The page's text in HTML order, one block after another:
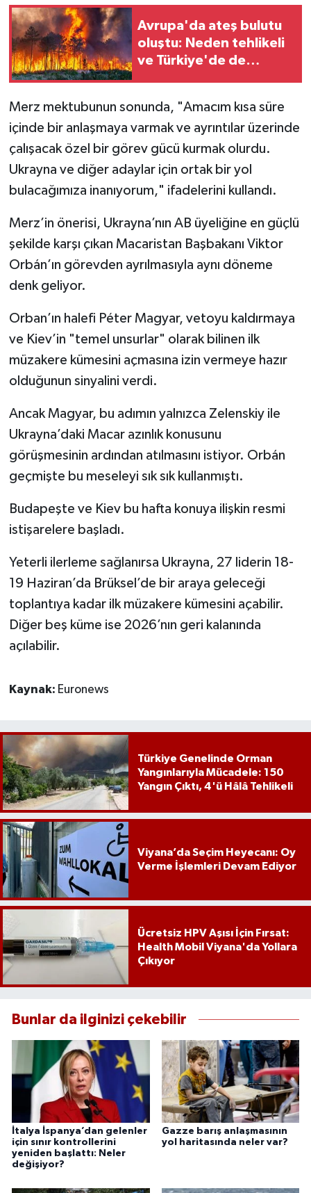
Avrupa'da ateş bulutu
oluştu: Neden tehlikeli
ve Türkiye'de de
Merz mektubunun sonunda, "Amacım kısa süre
içinde bir anlaşmaya varmak ve ayrıntılar üzerinde
çalışacak özel bir görev gücü kurmak olurdu.
Ukrayna ve diğer adaylar için ortak bir yol
bulacağımıza inanıyorum," ifadelerini kullandı.
Merz’in önerisi, Ukrayna’nın AB üyeliğine en güçlü
şekilde karşı çıkan Macaristan Başbakanı Viktor
Orbán’ın görevden ayrılmasıyla aynı döneme
denk geliyor.
Orban’ın halefi Péter Magyar, vetoyu kaldırmaya
ve Kiev’in "temel unsurlar" olarak bilinen ilk
müzakere kümesini açmasına izin vermeye hazır
olduğunun sinyalini verdi.
Ancak Magyar, bu adımın yalnızca Zelenskiy ile
Ukrayna’daki Macar azınlık konusunu
görüşmesinin ardından atılmasını istiyor. Orbán
geçmişte bu meseleyi sık sık kullanmıştı.
Budapeşte ve Kiev bu hafta konuya ilişkin resmi
istişarelere başladı.
Yeterli ilerleme sağlanırsa Ukrayna, 27 liderin 18-
19 Haziran’da Brüksel’de bir araya geleceği
toplantıya kadar ilk müzakere kümesini açabilir.
Diğer beş küme ise 2026’nın geri kalanında
açılabilir.
Kaynak: Euronews
Türkiye Genelinde Orman
Yangınlarıyla Mücadele: 150
Yangın Çıktı, 4'ü Hâlâ Tehlikeli
Viyana’da Seçim Heyecanı: Oy
Verme İşlemleri Devam Ediyor
Ücretsiz HPV Aşısı İçin Fırsat:
Health Mobil Viyana'da Yollara
Çıkıyor
Bunlar da ilginizi çekebilir
İtalya İspanya’dan gelenler
için sınır kontrollerini
yeniden başlattı: Neler
değişiyor?
Gazze barış anlaşmasının
yol haritasında neler var?